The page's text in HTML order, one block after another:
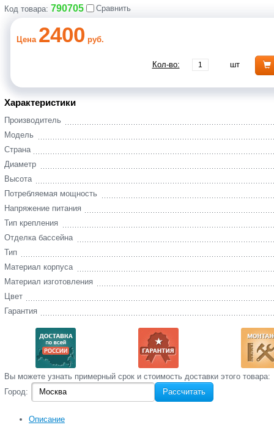
Код товара: 790705 Сравнить
Цена 2400 руб.
Кол-во: шт
Характеристики
Производитель
Модель
Страна
Диаметр
Высота
Потребляемая мощность
Напряжение питания
Тип крепления
Отделка бассейна
Тип
Материал корпуса
Материал изготовления
Цвет
Гарантия
Вы‌ можете‌ узнать‌ примерный срок и стоимость‌ доставки этого товара:
Город:
Рассчитать
Описание